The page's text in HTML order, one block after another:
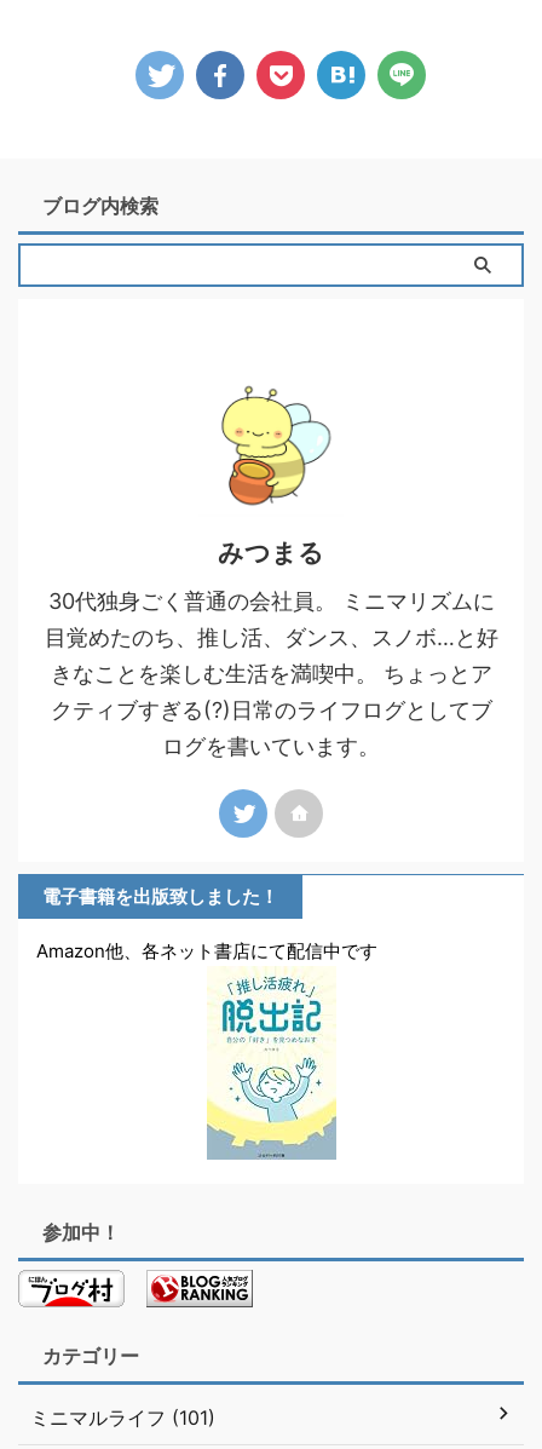
ブログ内検索
みつまる
30代独身ごく普通の会社員。 ミニマリズムに
目覚めたのち、推し活、ダンス、スノボ…と好
きなことを楽しむ生活を満喫中。 ちょっとア
クティブすぎる(?)日常のライフログとしてブ
ログを書いています。
電子書籍を出版致しました！
Amazon他、各ネット書店にて配信中です
参加中！
カテゴリー
ミニマルライフ (101)